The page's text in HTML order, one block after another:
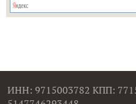
ИНН: 9715003782 КПП: